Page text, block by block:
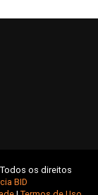
os direitos
BID